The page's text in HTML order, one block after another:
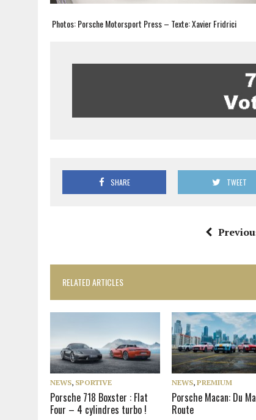
Photos: Porsche Motorsport Press – Texte: Xavier Fridrici
SHARE TWEET
RELATED ARTICLES
NEWS, SPORTIVE
Porsche 718 Boxster : Flat
Four – 4 cylindres turbo !
NEWS,PREMIUM
Porsche Macan: Du
Route